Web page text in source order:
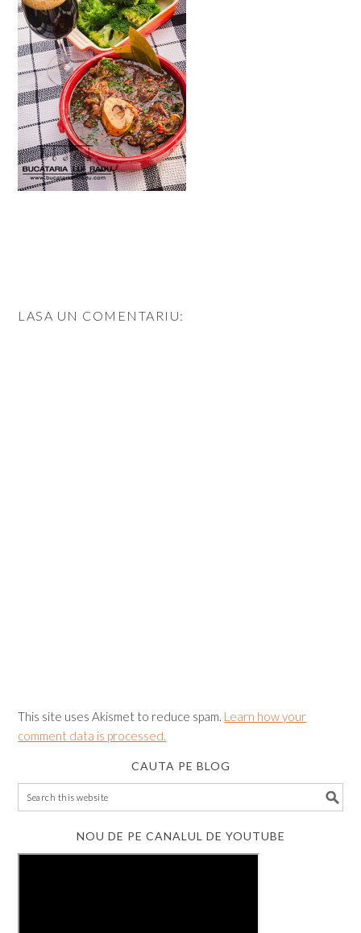
LASA UN COMENTARIU:
This site uses Akismet to reduce spam. Learn how your
comment data is processed.
CAUTA PE BLOG
NOU DE PE CANALUL DE YOUTUBE